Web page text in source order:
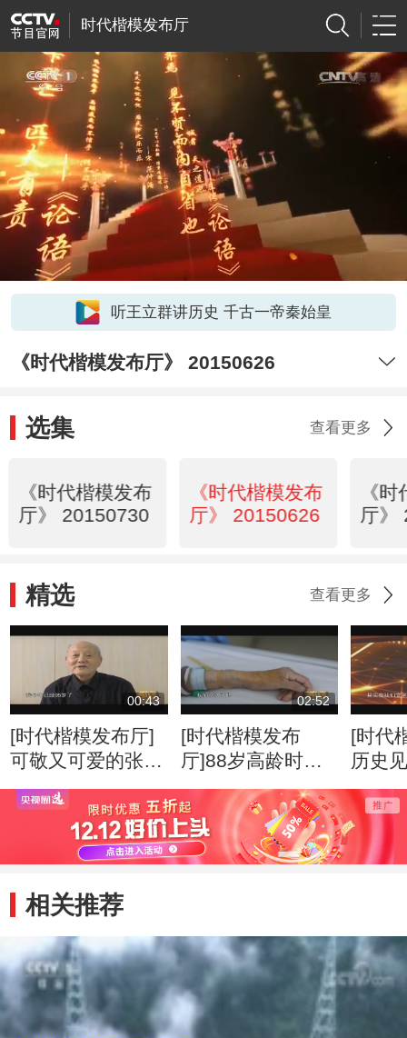
时代楷模发布厅
听王立群讲历史 千古一帝秦始皇
《时代楷模发布厅》 20150626
选集 查看更多
《时代楷模发布
厅》 20150730
《时代楷模发布
厅》 20150626
《
厅》
精选 查看更多
00:43
[时代楷模发布厅]
可敬又可爱的张富
清老人
02:52
[时代楷模发布
厅]88岁高龄时，
高位截肢，靠自己
的力量站起来
[时代
历史
子
相关推荐